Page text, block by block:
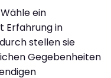
Wähle ein
Erfahrung in
stellen sie
Gegebenheiten